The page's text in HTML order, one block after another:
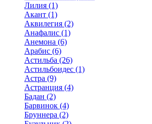
Лилия (1)
Акант (1)
Аквилегия (2)
Анафалис (1)
Анемона (6)
Арабис (6)
Астильба (26)
Астильбоидес (1)
Астра (9)
Астранция (4)
Бадан (2)
Барвинок (4)
Бруннера (2)